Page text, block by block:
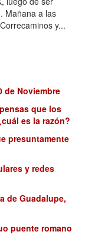
Mañana a las
y...
de Noviembre
que los
es la razón?
presuntamente
y redes
de Guadalupe,
puente romano